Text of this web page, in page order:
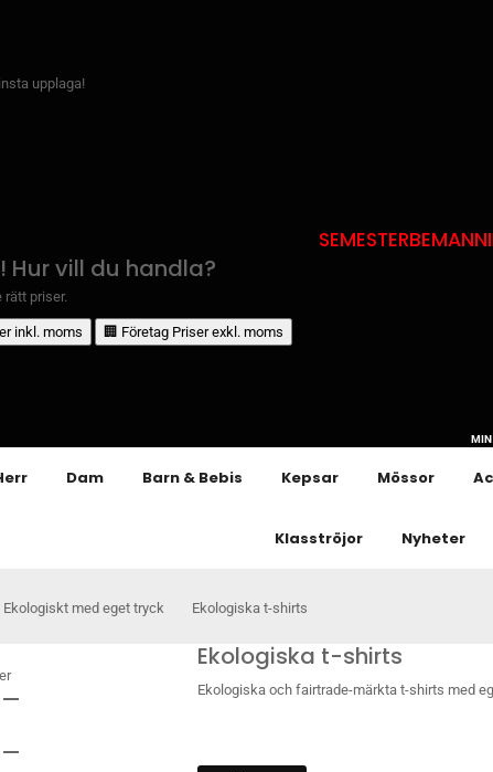
upplaga!
Hur vill du handla?
priser.
inkl. moms 🏢 Företag Priser exkl. moms
MIN
Dam Barn & Bebis Kepsar Mössor
Klasströjor Nyheter
Ekologiskt med eget tryck Ekologiska t-shirts
remove
remove
Ekologiska t-shirts
Ekologiska och fairtrade-märkta t-shirts med